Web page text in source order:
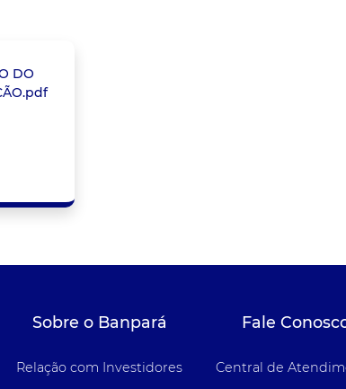
DO
Sobre o Banpará
Relação com Investidores
Fale
Central de